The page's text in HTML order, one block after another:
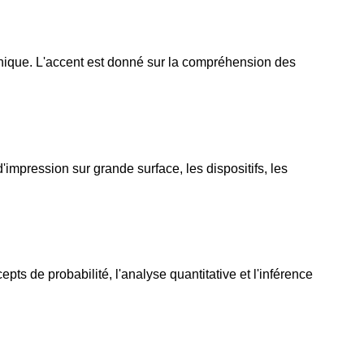
L'accent est donné sur la compréhension des
sur grande surface, les dispositifs, les
de probabilité, l'analyse quantitative et l'inférence